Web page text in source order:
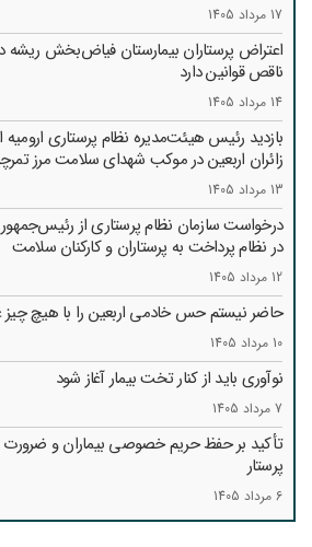
17 مرداد 1405
اعتراض پرستاران بیمارستان فیاض‌بخش ریشه
ناقص قوانین دارد
14 مرداد 1405
بازدید رئیس هیئت‌مدیره نظام پرستاری
زائران اربعین در موکب شهدای سلامت مرز
13 مرداد 1405
درخواست سازمان نظام پرستاری از
در نظام پرداخت به پرستاران و کارکنان سلامت
12 مرداد 1405
حاضر نیستم حس خادمی اربعین را با هیچ
10 مرداد 1405
نوآوری باید از کنار تخت بیمار آغاز شود
7 مرداد 1405
تأکید بر حفظ حریم خصوصی بیماران و ضرورت
پرستار
6 مرداد 1405